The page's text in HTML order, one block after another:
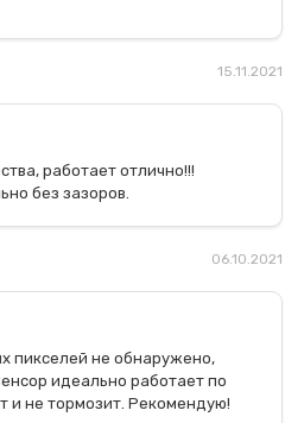
15.11.2021
работает отлично!!!
без зазоров.
06.10.2021
пикселей не обнаружено,
идеально работает по
и не тормозит. Рекомендую!